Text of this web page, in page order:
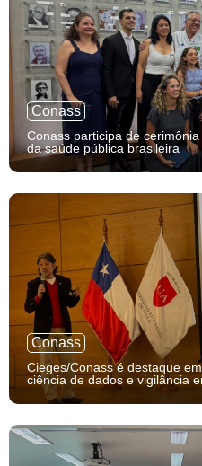
Conass
Conass participa de
da saúde pública brasileira
Conass
Cieges/Conass é destaque
ciência de dados e vigilância